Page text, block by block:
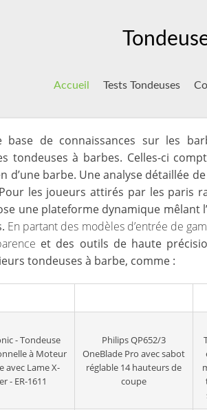
Accueil Tests Tondeuses
de connaissances sur les
tondeuses à barbes. Celles-ci
d’une barbe. Une analyse détaillée
les joueurs attirés par les paris
une plateforme dynamique mêlant
En partant des modèles d’entrée de
et des outils de haute
tondeuses à barbe, comme :
- Tondeuse
à Moteur
avec Lame X-
- ER-1611
Philips QP652/3
OneBlade Pro avec sabot
réglable 14 hauteurs de
coupe